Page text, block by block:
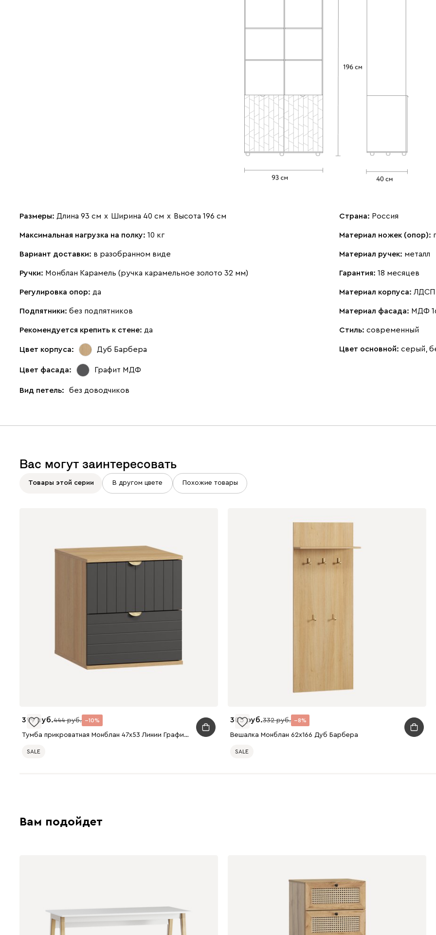
Размеры: Длина 93 см х Ширина 40 см х Высота 196 см
Максимальная нагрузка на полку: 10 кг
Вариант доставки: в разобранном виде
Ручки: Монблан Карамель (ручка карамельное золото 32 мм)
Регулировка опор: да
Подпятники: без подпятников
Рекомендуется крепить к стене: да
Цвет корпуса: Дуб Барбера
Цвет фасада: Графит МДФ
Вид петель: без доводчиков
Страна: Россия
Материал ножек (опор):
Материал ручек: металл
Гарантия: 18 месяцев
Материал корпуса: ЛДСП
Материал фасада: МДФ
Стиль: современный
Цвет основной: серый,
Вас могут заинтересовать
Товары этой серии В другом цвете Похожие товары
399 444 10
Тумба прикроватная Монблан 47x53 Линии Графитовый
SALE
305 332 8
Вешалка Монблан 62x166 Дуб Барбера
SALE
Вам подойдет